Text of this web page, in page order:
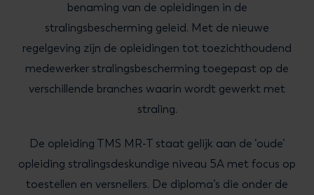
benaming van de opleidingen in de
stralingsbescherming geleid. Met de nieuwe
regelgeving zijn de opleidingen tot toezichthoudend
medewerker stralingsbescherming toegepast op de
verschillende branches waarin wordt gewerkt met
straling.
De opleiding TMS MR-T staat gelijk aan de ‘oude’
opleiding stralingsdeskundige niveau 5A met focus op
toestellen en versnellers. De diploma’s die onder de